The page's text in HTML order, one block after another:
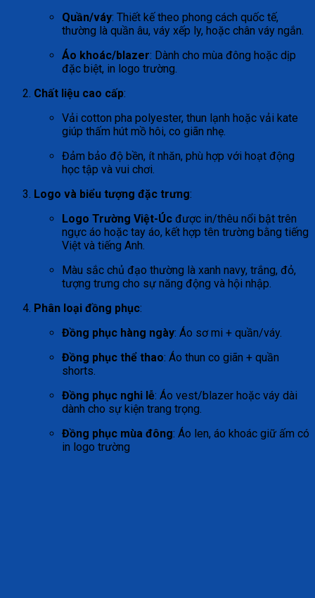
Quần/váy: Thiết kế theo phong cách quốc tế,
thường là quần âu, váy xếp ly, hoặc chân váy ngắn.
Áo khoác/blazer: Dành cho mùa đông hoặc dịp
đặc biệt, in logo trường.
Chất liệu cao cấp:
Vải cotton pha polyester, thun lạnh hoặc vải kate
giúp thấm hút mồ hôi, co giãn nhẹ.
Đảm bảo độ bền, ít nhăn, phù hợp với hoạt động
học tập và vui chơi.
Logo và biểu tượng đặc trưng:
Logo Trường Việt-Úc được in/thêu nổi bật trên
ngực áo hoặc tay áo, kết hợp tên trường bằng tiếng
Việt và tiếng Anh.
Màu sắc chủ đạo thường là xanh navy, trắng, đỏ,
tượng trưng cho sự năng động và hội nhập.
Phân loại đồng phục:
Đồng phục hàng ngày: Áo sơ mi + quần/váy.
Đồng phục thể thao: Áo thun co giãn + quần
shorts.
Đồng phục nghi lễ: Áo vest/blazer hoặc váy dài
dành cho sự kiện trang trọng.
Đồng phục mùa đông: Áo len, áo khoác giữ ấm có
in logo trường